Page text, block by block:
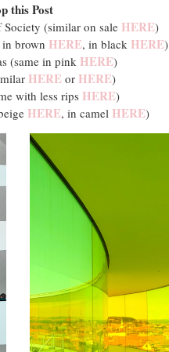
this Post
(similar on sale HERE)
in brown HERE, in black HERE)
(same in pink HERE)
HERE or HERE)
with less rips HERE)
HERE, in camel HERE)